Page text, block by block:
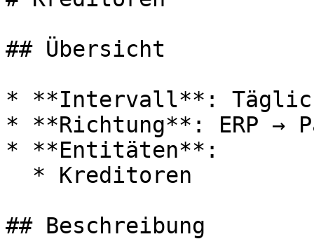
## Übersicht
* **Intervall**:
* **Richtung**: ERP →
* **Entitäten**:
## Beschreibung